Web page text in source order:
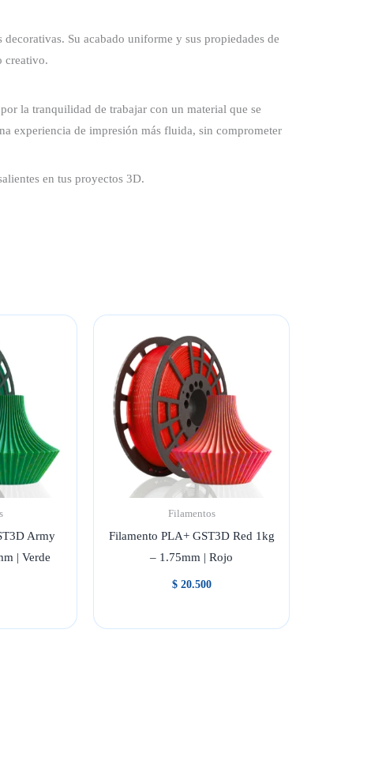
Su acabado uniforme y sus propiedades de
creativo.
la tranquilidad de trabajar con un material que se
experiencia de impresión más fluida, sin comprometer
en tus proyectos 3D.
Army
| Verde
Filamentos
Filamento PLA+ GST3D Red 1kg
– 1.75mm | Rojo
$20.500